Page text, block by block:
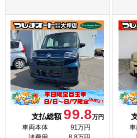
支払総額 99.8万円
車両本体
91万円